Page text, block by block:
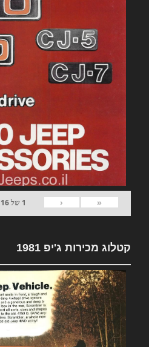
«
‹
1 של16
קטלוג מכירות ג'יפ 1981